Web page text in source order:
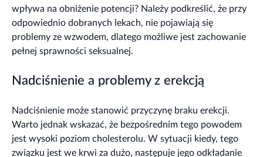
wpływa na obniżenie potencji? Należy podkreślić, że przy
odpowiednio dobranych lekach, nie pojawiają się
problemy ze wzwodem, dlatego możliwe jest zachowanie
pełnej sprawności seksualnej.
Nadciśnienie a problemy z erekcją
Nadciśnienie może stanowić przyczynę braku erekcji.
Warto jednak wskazać, że bezpośrednim tego powodem
jest wysoki poziom cholesterolu. W sytuacji kiedy, tego
związku jest we krwi za dużo, następuje jego odkładanie